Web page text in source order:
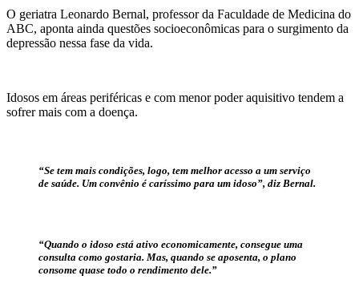
O geriatra Leonardo Bernal, professor da Faculdade de Medicina do
ABC, aponta ainda questões socioeconômicas para o surgimento da
depressão nessa fase da vida.
Idosos em áreas periféricas e com menor poder aquisitivo tendem a
sofrer mais com a doença.
“Se tem mais condições, logo, tem melhor acesso a um serviço
de saúde. Um convênio é caríssimo para um idoso”, diz Bernal.
“Quando o idoso está ativo economicamente, consegue uma
consulta como gostaria. Mas, quando se aposenta, o plano
consome quase todo o rendimento dele.”